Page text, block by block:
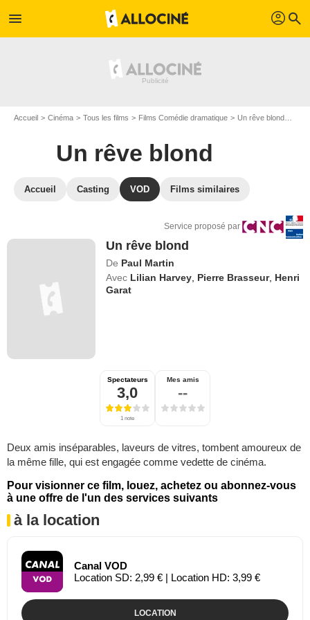
menu profil search
Accueil Cinéma Tous les films Films Comédie dramatique Un rêve blond
Un rêve blond
Accueil Casting VOD Films similaires
Service proposé par
Un rêve blond
De Paul Martin
Avec Lilian Harvey Pierre Brasseur, Henri
Garat
Spectateurs
3,0
1 note
Mes amis
--
Deux amis inséparables, laveurs de vitres, tombent amoureux de
la même fille, qui est engagée comme vedette de cinéma.
Pour visionner ce film, louez, achetez ou abonnez-vous
à une offre de l'un des services suivants
à la location
Canal VOD
Location SD: 2,99 € | Location HD: 3,99 €
LOCATION